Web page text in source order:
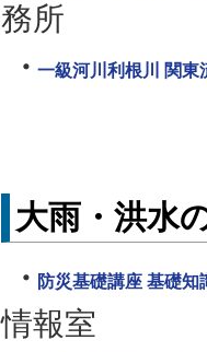
務所
一級河川利根川 関東
大雨・洪水
防災基礎講座 基礎知
情報室